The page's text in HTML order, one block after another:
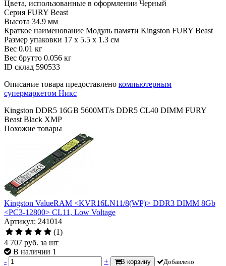
Цвета, использованные в оформлении Черный
Серия FURY Beast
Высота 34.9 мм
Краткое наименование Модуль памяти Kingston FURY Beast
Размер упаковки 17 x 5.5 x 1.3 см
Вес 0.01 кг
Вес брутто 0.056 кг
ID склад 590533
Описание товара предоставлено компьютерным
супермаркетом Никс
Kingston DDR5 16GB 5600MT/s DDR5 CL40 DIMM FURY
Beast Black XMP
Похожие товары
Kingston ValueRAM <KVR16LN11/8(WP)> DDR3 DIMM 8Gb
<PC3-12800> CL11, Low Voltage
Артикул: 241014
(1)
4 707 руб. за шт
В наличии 1
-
+ В корзину Добавлено